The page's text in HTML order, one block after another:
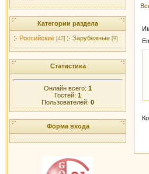
Категории раздела
Российские [42] Зарубежные [9]
Статистика
Онлайн всего: 1
Гостей: 1
Пользователей: 0
Форма входа